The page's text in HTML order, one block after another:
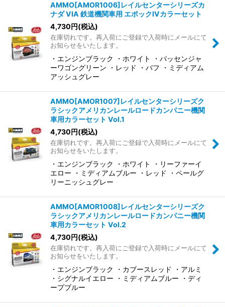
AMMO[AMOR1006]レイルセンターシリーズカ
ナダ VIA 鉄道機関車用 エポックIVカラーセット
4,730円(税込)
在庫切れです。再入荷にご登録で入荷時にメールにて
お知らせをいたします。
・エンジンブラック ・ホワイト ・パッセンジャ
ーワゴングリーン ・レッド ・バフ ・ミディアム
アッシュグレー
AMMO[AMOR1007]レイルセンターシリーズク
ラシックアメリカンレールロードカンパニー機関
車用カラーセット Vol.1
4,730円(税込)
在庫切れです。再入荷にご登録で入荷時にメールにて
お知らせをいたします。
・エンジンブラック ・ホワイト ・リーファーイ
エロー ・ミディアムブルー ・レッド ・ペールグ
リーニッシュグレー
AMMO[AMOR1008]レイルセンターシリーズク
ラシックアメリカンレールロードカンパニー機関
車用カラーセット Vol.2
4,730円(税込)
在庫切れです。再入荷にご登録で入荷時にメールにて
お知らせをいたします。
・エンジンブラック ・カブースレッド ・アルミ
・シグナルイエロー ・ミディアムブルー ・ディ
ープブルー